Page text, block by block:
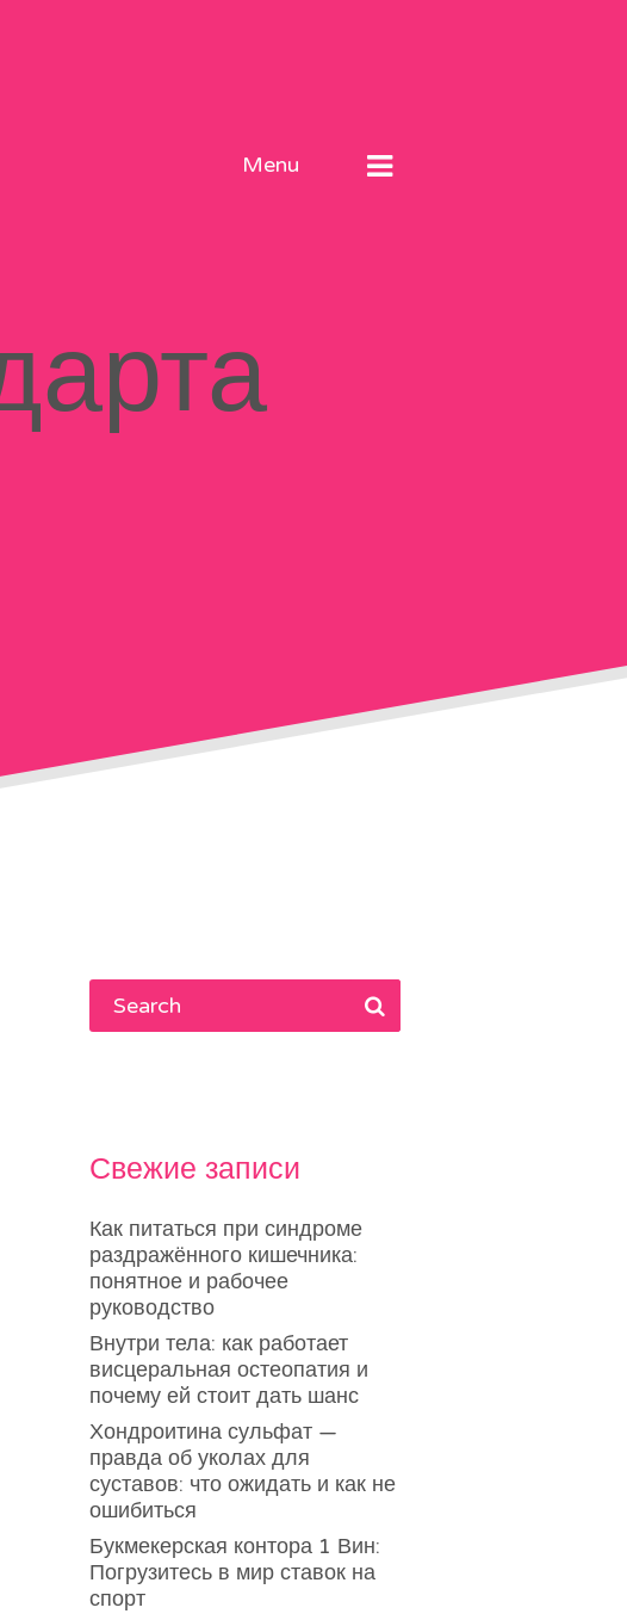
Menu
Свежие записи
Как питаться при синдроме
раздражённого кишечника:
понятное и рабочее
руководство
Внутри тела: как работает
висцеральная остеопатия и
почему ей стоит дать шанс
Хондроитина сульфат —
правда об уколах для
суставов: что ожидать и как не
ошибиться
Букмекерская контора 1 Вин:
Погрузитесь в мир ставок на
спорт